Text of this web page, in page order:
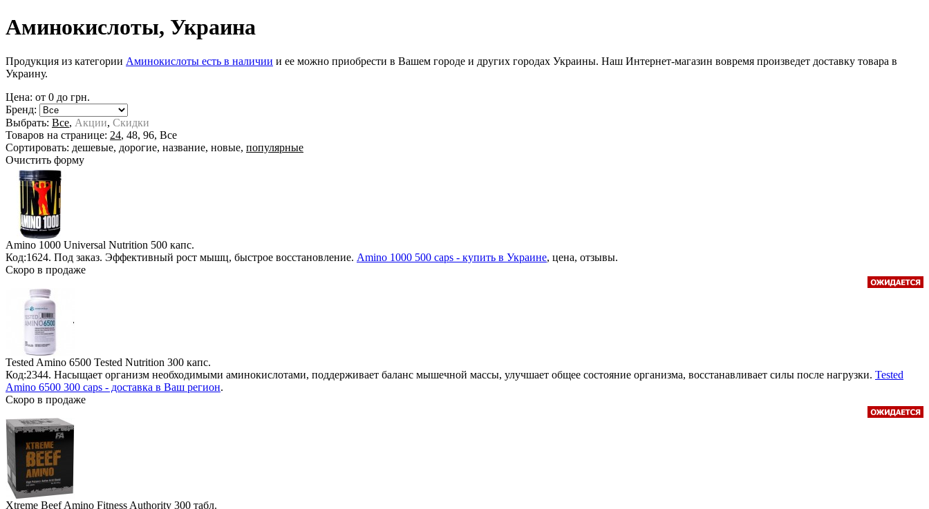
Аминокислоты, Украина
Продукция из категории Аминокислоты есть в наличии и ее можно приобрести в Вашем городе и других городах Украины. Наш Интернет-магазин вовремя произведет доставку товара в
Украину.
Цена: от 0 до грн.
Бренд:
Выбрать: Все, Акции, Скидки
Товаров на странице: 24, 48, 96, Все
Сортировать: дешевые, дорогие, название, новые, популярные
Очистить форму
Amino 1000 Universal Nutrition 500 капс.
Код:1624. Под заказ. Эффективный рост мышц, быстрое восстановление. Amino 1000 500 caps - купить в Украине, цена, отзывы.
Скоро в продаже
Tested Amino 6500 Tested Nutrition 300 капс.
Код:2344. Насыщает организм необходимыми аминокислотами, поддерживает баланс мышечной массы, улучшает общее состояние организма, восстанавливает силы после нагрузки. Tested
Amino 6500 300 caps - доставка в Ваш регион.
Скоро в продаже
Xtreme Beef Amino Fitness Authority 300 табл.